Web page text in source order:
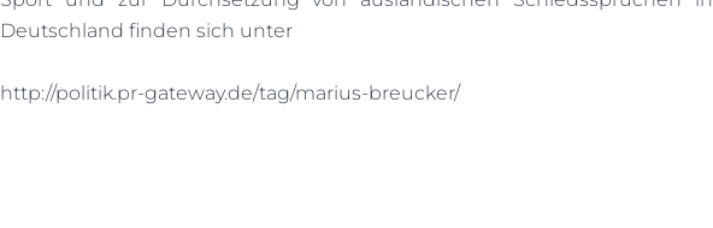
Deutschland finden sich unter
http://politik.pr-gateway.de/tag/marius-breucker/